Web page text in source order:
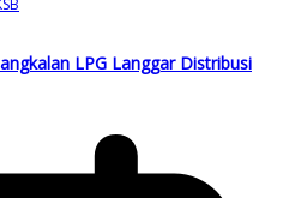
LPG Langgar Distribusi